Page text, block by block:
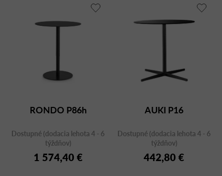
RONDO P86h
Dostupné (dodacia lehota 4 - 6
týždňov)
1 574,40 €
AUKI P16
Dostupné (dodacia lehota 4 - 6
týždňov)
442,80 €